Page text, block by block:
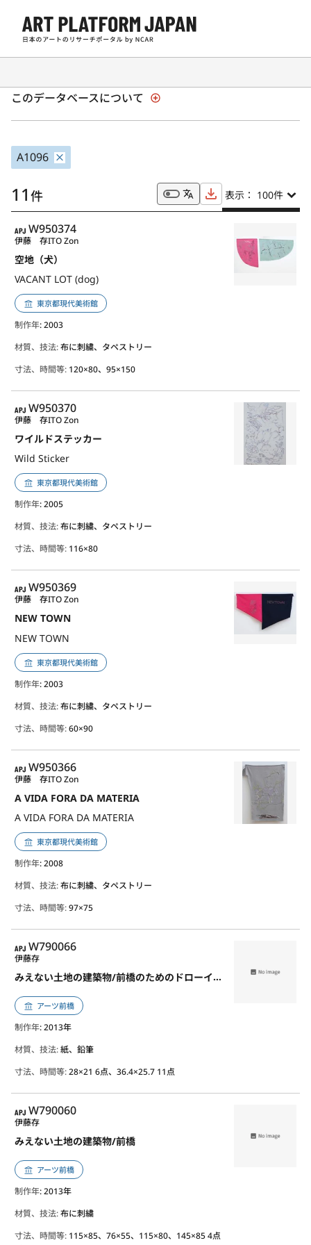
全国美術館収蔵品サーチ「SHŪZŌ」
このデータベースについて
A1096
11 件 表示： 100件
APJ
W950374
空地（犬）
VACANT LOT (dog)
伊藤 存ITO Zon
東京都現代美術館
制作年: 2003
材質、技法:布に刺繍、タペストリー
寸法、時間等: 120×80、95×150
APJ
W950370
ワイルドステッカー
Wild Sticker
伊藤 存ITO Zon
東京都現代美術館
制作年: 2005
材質、技法:布に刺繍、タペストリー
寸法、時間等: 116×80
APJ
W950369
NEW TOWN
NEW TOWN
伊藤 存ITO Zon
東京都現代美術館
制作年: 2003
材質、技法:布に刺繍、タペストリー
寸法、時間等:60×90
APJ
W950366
A VIDA FORA DA MATERIA
A VIDA FORA DA MATERIA
伊藤 存ITO Zon
東京都現代美術館
制作年: 2008
材質、技法:布に刺繍、タペストリー
寸法、時間等:97×75
APJ
W790066
みえない土地の建築物/前橋のためのドローイング
伊藤存
アーツ前橋
制作年: 2013年
材質、技法:紙、鉛筆
寸法、時間等:28×21 6点、36.4×25.7 11点
APJ
W790060
みえない土地の建築物/前橋
伊藤存
アーツ前橋
制作年: 2013年
材質、技法:布に刺繍
寸法、時間等: 115×85、76×55、115×80、145×85 4点